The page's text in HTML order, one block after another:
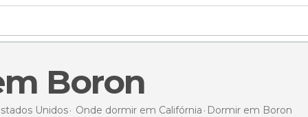
Boron
Unidos Onde dormir em Califórnia Dormir em Boron